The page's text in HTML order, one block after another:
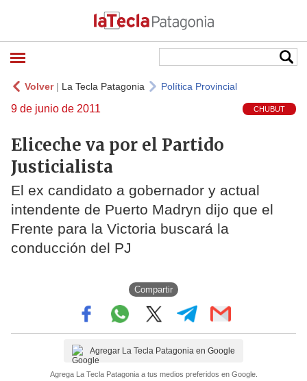
Volver| La Tecla Patagonia Política Provincial
9 de junio de 2011 CHUBUT
Eliceche va por el Partido
Justicialista
El ex candidato a gobernador y actual
intendente de Puerto Madryn dijo que el
Frente para la Victoria buscará la
conducción del PJ
Compartir
Agregar La Tecla Patagonia en Google
Agrega La Tecla Patagonia a tus medios preferidos en Google.